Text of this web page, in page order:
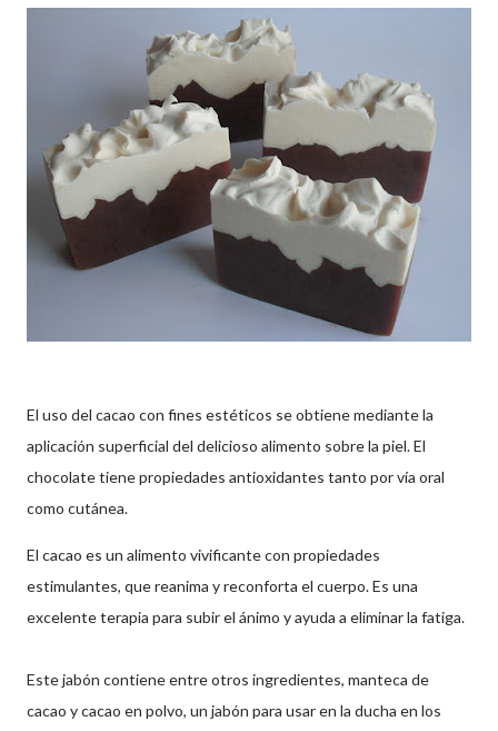
El uso del cacao con fines estéticos se obtiene mediante la
aplicación superficial del delicioso alimento sobre la piel. El
chocolate tiene propiedades antioxidantes tanto por vía oral
como cutánea.
El cacao es un alimento vivificante con propiedades
estimulantes, que reanima y reconforta el cuerpo. Es una
excelente terapia para subir el ánimo y ayuda a eliminar la fatiga.
Este jabón contiene entre otros ingredientes, manteca de
cacao y cacao en polvo, un jabón para usar en la ducha en los